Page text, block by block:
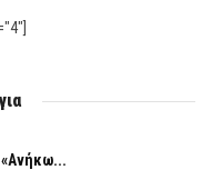
«Ανήκω...